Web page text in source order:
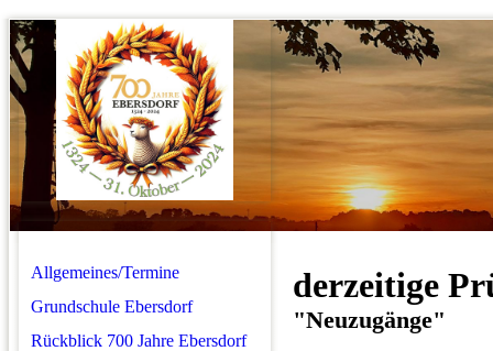
Allgemeines/Termine
Grundschule Ebersdorf
Rückblick 700 Jahre Ebersdorf
derzeitige
"Neuzugänge"